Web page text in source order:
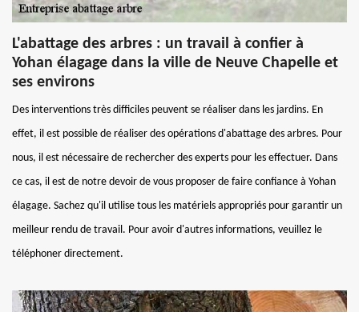
L'abattage des arbres : un travail à confier à
Yohan élagage dans la ville de Neuve Chapelle et
ses environs
Des interventions très difficiles peuvent se réaliser dans les jardins. En
effet, il est possible de réaliser des opérations d'abattage des arbres. Pour
nous, il est nécessaire de rechercher des experts pour les effectuer. Dans
ce cas, il est de notre devoir de vous proposer de faire confiance à Yohan
élagage. Sachez qu'il utilise tous les matériels appropriés pour garantir un
meilleur rendu de travail. Pour avoir d'autres informations, veuillez le
téléphoner directement.